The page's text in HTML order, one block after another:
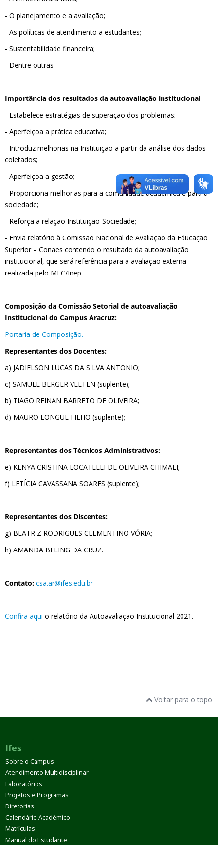
- O planejamento e a avaliação;
- As políticas de atendimento a estudantes;
- Sustentabilidade financeira;
- Dentre outras.
Importância dos resultados da autoavaliação institucional
- Estabelece estratégias de superação dos problemas;
- Aperfeiçoa a prática educativa;
- Introduz melhorias na Instituição a partir da análise dos dados
coletados;
- Aperfeiçoa a gestão;
- Proporciona melhorias para a comunidade acadêmica e para a
sociedade;
- Reforça a relação Instituição-Sociedade;
- Envia relatório à Comissão Nacional de Avaliação da Educação
Superior – Conaes contendo o resultado da autoavaliação
institucional, que será referência para a avaliação externa
realizada pelo MEC/Inep.
Composição da Comissão Setorial de autoavaliação
Institucional do Campus Aracruz:
Portaria de Composição.
Representantes dos Docentes:
a) JADIELSON LUCAS DA SILVA ANTONIO;
c) SAMUEL BERGER VELTEN (suplente);
b) TIAGO REINAN BARRETO DE OLIVEIRA;
d) MAURO LONGUE FILHO (suplente);
Representantes dos Técnicos Administrativos:
e) KENYA CRISTINA LOCATELLI DE OLIVEIRA CHIMALI;
f) LETÍCIA CAVASSANA SOARES (suplente);
Representantes dos Discentes:
g) BEATRIZ RODRIGUES CLEMENTINO VÓRIA;
h) AMANDA BELING DA CRUZ.
Contato: csa.ar@ifes.edu.br
Confira aqui o relatório da Autoavaliação Institucional 2021.
Voltar para o topo
Ifes
Sobre o Campus
Atendimento Multidisciplinar
Laboratórios
Projetos e Programas
Diretorias
Calendário Acadêmico
Matrículas
Manual do Estudante